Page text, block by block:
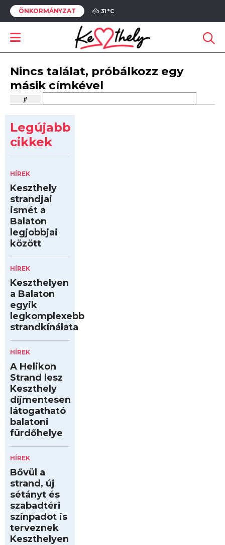
ÖNKORMÁNYZAT 31 °C
Nincs találat, próbálkozz egy
másik címkével
Legújabb
cikkek
HÍREK
Keszthely
strandjai
ismét a
Balaton
legjobbjai
között
HÍREK
Keszthelyen
a Balaton
egyik
legkomplexebb
strandkínálata
HÍREK
A Helikon
Strand lesz
Keszthely
díjmentesen
látogatható
balatoni
fürdőhelye
HÍREK
Bővül a
strand, új
sétányt és
szabadtéri
színpadot is
terveznek
Keszthelyen